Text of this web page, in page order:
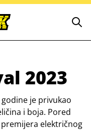
2023
je privukao
i boja. Pored
električnog